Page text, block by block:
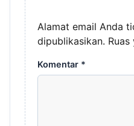
Alamat email Anda
dipublikasikan.
Komentar *